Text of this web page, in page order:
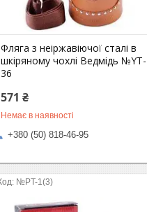
Фляга з неіржавіючої сталі в
шкіряному чохлі Ведмідь №YT-
36
571 ₴
Немає в наявності
+380 (50) 818-46-95
№PT-1(3)